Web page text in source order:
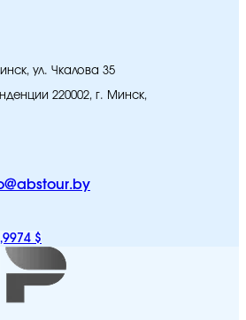
ул. Чкалова 35
220002, г. Минск,
$